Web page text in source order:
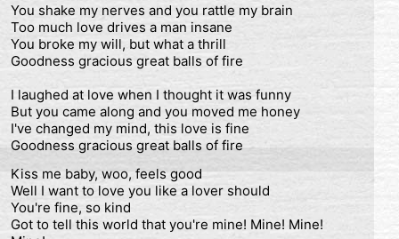
You shake my nerves and you rattle my brain
Too much love drives a man insane
You broke my will, but what a thrill
Goodness gracious great balls of fire
I laughed at love when I thought it was funny
But you came along and you moved me honey
I've changed my mind, this love is fine
Goodness gracious great balls of fire
Kiss me baby, woo, feels good
Well I want to love you like a lover should
You're fine, so kind
Got to tell this world that you're mine! Mine! Mine!